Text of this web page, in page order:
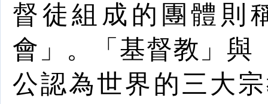
督徒組成的團體則
會 」。「基督教」與
公認為世界 的 三大